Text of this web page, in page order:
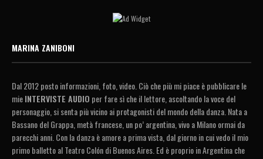
MARINA ZANIBONI
Dal 2012 posto informazioni, foto, video. Ciò che più mi piace è pubblicare le
mieINTERVISTE AUDIO per fare sì che il lettore, ascoltando la voce del
personaggio, si senta più vicino ai protagonisti del mondo della danza. Nata a
Bassano del Grappa, metà francese, un po’ argentina, vivo a Milano ormai da
parecchi anni. Con la danza è amore a prima vista, dal giorno in cui vedo il mio
primo balletto al Teatro Colón di Buenos Aires. Ed è proprio in Argentina che